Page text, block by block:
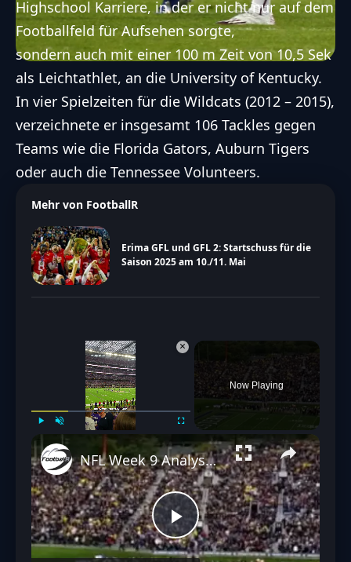
Highschool Karriere, in der er nicht nur auf dem
Footballfeld für Aufsehen sorgte,
sondern auch mit einer 100 m Zeit von 10,5 Sek
als Leichtathlet, an die University of Kentucky.
In vier Spielzeiten für die Wildcats (2012 – 2015),
verzeichnete er insgesamt 106 Tackles gegen
Teams wie die Florida Gators, Auburn Tigers
oder auch die Tennessee Volunteers.
Mehr von FootballR
Erima GFL und GFL 2: Startschuss für die
Saison 2025 am 10./11. Mai
×
Unmute
Now Playing
Play
NFL Week 9 Analyse - Lions dominieren und Trade-Gerüchte brodeln